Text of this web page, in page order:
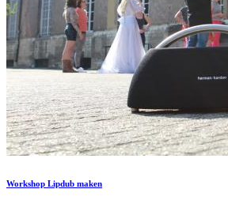
Workshop Lipdub maken